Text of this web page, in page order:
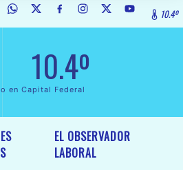
Nº 6236/19 del HCD de 10.4º
10.4º
en Capital Federal
EL OBSERVADOR
LABORAL